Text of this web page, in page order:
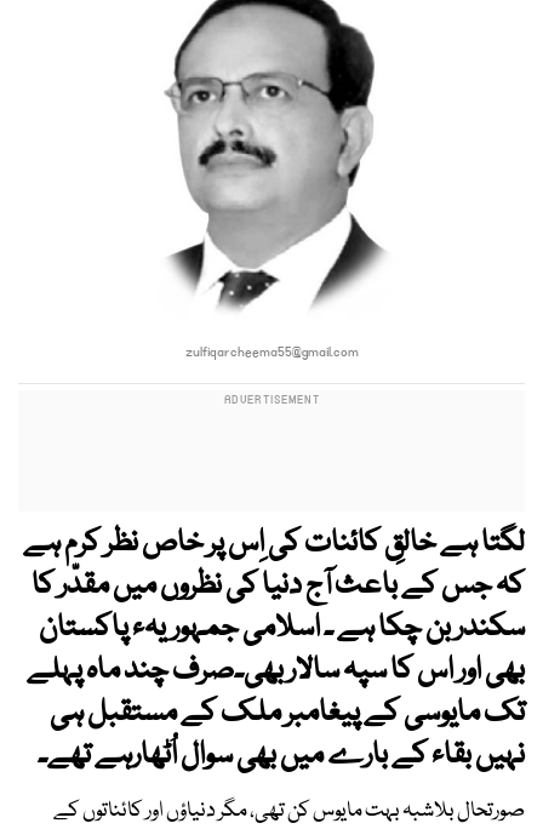
zulfiqarcheema55@gmail.com
لگتا ہے خالقِ کائنات کی اِس پر خاص نظر کرم ہے
کہ جس کے باعث آج دنیا کی نظروں میں مقدّر کا
سکندر بن چکا ہے ۔ اسلامی جمہوریہء پاکستان
بھی اور اس کا سپہ سالار بھی۔صرف چند ماہ پہلے
تک مایوسی کے پیغامبر ملک کے مستقبل ہی
نہیں بقاء کے بارے میں بھی سوال اُٹھارہے تھے۔
صورتحال بلاشبہ بہت مایوس کن تھی، مگر دنیاؤں اور کائناتوں کے